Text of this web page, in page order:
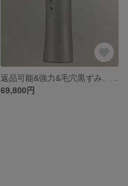
69,800円